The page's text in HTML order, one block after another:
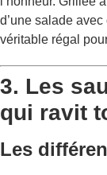
d’une salade
véritable régal
3. Les
qui ravit
Les